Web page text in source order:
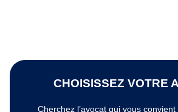
CHOISISSEZ VOTRE
Cherchez l’avocat qui vous